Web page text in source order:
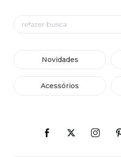
Novidades
Acessórios